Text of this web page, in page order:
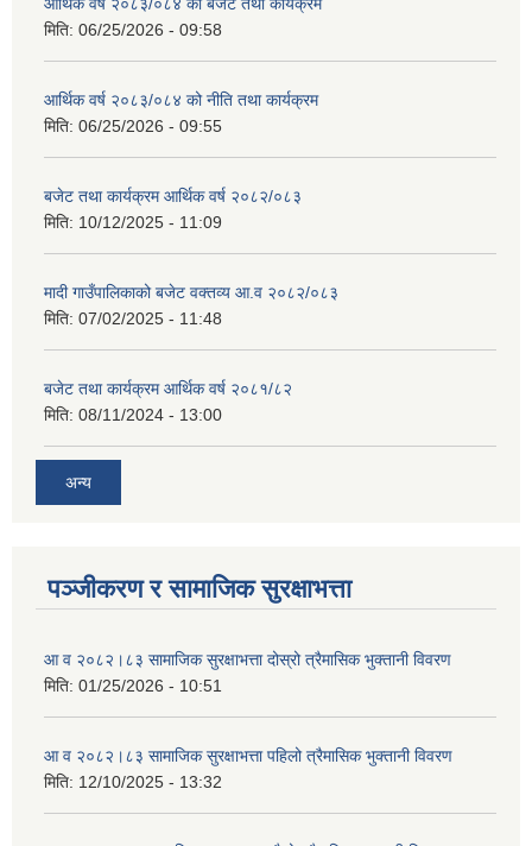
आर्थिक वर्ष २०८३/०८४ को बजेट तथा कार्यक्रम
मिति: 06/25/2026 - 09:58
आर्थिक वर्ष २०८३/०८४ को नीति तथा कार्यक्रम
मिति: 06/25/2026 - 09:55
बजेट तथा कार्यक्रम आर्थिक वर्ष २०८२/०८३
मिति: 10/12/2025 - 11:09
मादी गाउँपालिकाको बजेट वक्तव्य आ.व २०८२/०८३
मिति: 07/02/2025 - 11:48
बजेट तथा कार्यक्रम आर्थिक वर्ष २०८१/८२
मिति: 08/11/2024 - 13:00
अन्य
पञ्जीकरण र सामाजिक सुरक्षाभत्ता
आ व २०८२।८३ सामाजिक सुरक्षाभत्ता दोस्रो त्रैमासिक भुक्तानी विवरण
मिति: 01/25/2026 - 10:51
आ व २०८२।८३ सामाजिक सुरक्षाभत्ता पहिलो त्रैमासिक भुक्तानी विवरण
मिति: 12/10/2025 - 13:32